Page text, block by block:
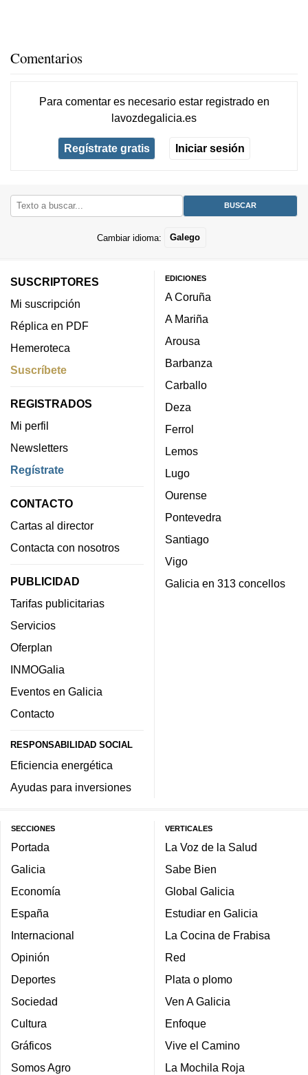
Comentarios
Para comentar es necesario estar registradoen
lavozdegalicia.es
Regístrate gratis Iniciar sesión
Cambiar idioma: Galego
SUSCRIPTORES
Mi suscripción
Réplica en PDF
Hemeroteca
Suscríbete
REGISTRADOS
Mi perfil
Newsletters
Regístrate
CONTACTO
Cartas al director
Contacta con nosotros
PUBLICIDAD
Tarifas publicitarias
Servicios
Oferplan
INMOGalia
Eventos en Galicia
Contacto
RESPONSABILIDAD SOCIAL
Eficiencia energética
Ayudas para inversiones
EDICIONES
A Coruña
A Mariña
Arousa
Barbanza
Carballo
Deza
Ferrol
Lemos
Lugo
Ourense
Pontevedra
Santiago
Vigo
Galicia en 313 concellos
SECCIONES
Portada
Galicia
Economía
España
Internacional
Opinión
Deportes
Sociedad
Cultura
Gráficos
Somos Agro
VERTICALES
La Voz de la Salud
Sabe Bien
Global Galicia
Estudiar en Galicia
La Cocina de Frabisa
Red
Plata o plomo
Ven A Galicia
Enfoque
Vive el Camino
La Mochila Roja